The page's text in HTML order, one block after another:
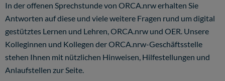
In der offenen Sprechstunde von ORCA.nrw erhalten Sie
Antworten auf diese und viele weitere Fragen rund um digital
gestütztes Lernen und Lehren, ORCA.nrw und OER. Unsere
Kolleginnen und Kollegen der ORCA.nrw-Geschäftsstelle
stehen Ihnen mit nützlichen Hinweisen, Hilfestellungen und
Anlaufstellen zur Seite.